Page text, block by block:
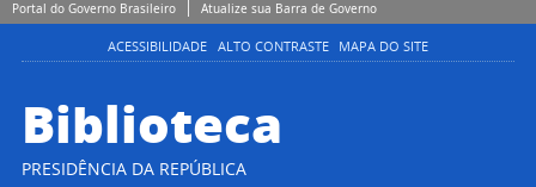
Portal do Governo Brasileiro Atualize sua Barra de Governo
ACESSIBILIDADE ALTO CONTRASTE MAPA DO SITE
Biblioteca
PRESIDÊNCIA DA REPÚBLICA